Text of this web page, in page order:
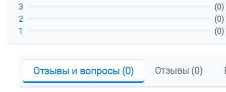
3
(0)
2
(0)
1
(0)
Отзывы и вопросы (0) Отзывы (0)